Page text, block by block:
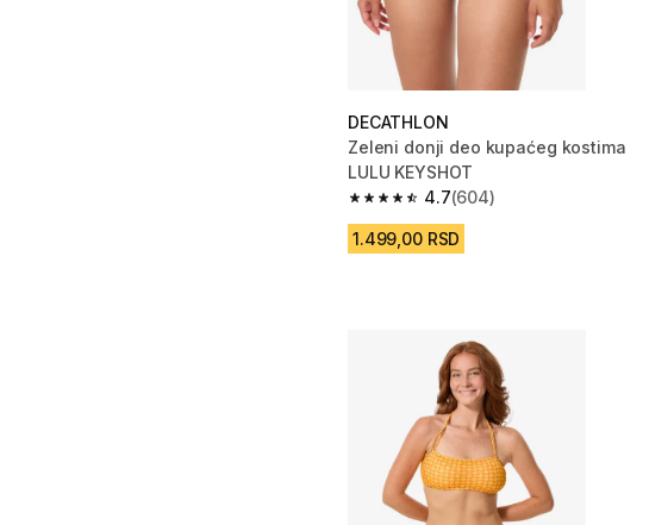
DECATHLON
Zeleni donji deo kupaćeg kostima
LULU KEYSHOT
4.7
4.7 od 5 zvezdica from 604 Recenzije
(604)
1.499,00 RSD